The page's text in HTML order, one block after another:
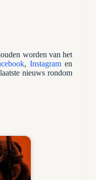
worden van het
,Instagramen
nieuws rondom